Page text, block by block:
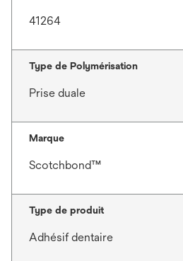
41264
Type de Polymérisation
Prise duale
Marque
Scotchbond™
Type de produit
Adhésif dentaire